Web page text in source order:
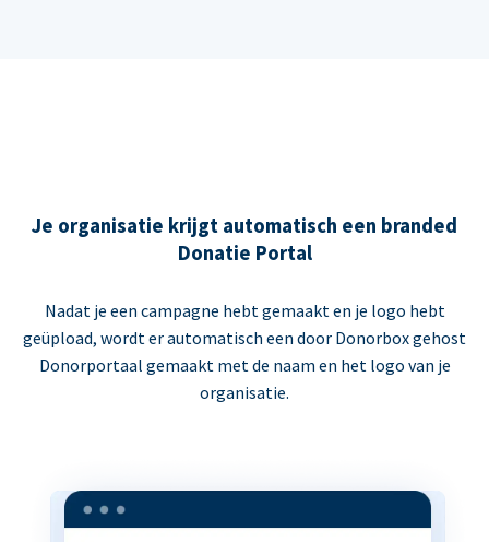
Je organisatie krijgt automatisch een branded
Donatie Portal
Nadat je een campagne hebt gemaakt en je logo hebt
geüpload, wordt er automatisch een door Donorbox gehost
Donorportaal gemaakt met de naam en het logo van je
organisatie.